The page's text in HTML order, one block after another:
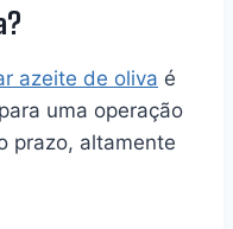
azeite de oliva é
uma operação
prazo, altamente